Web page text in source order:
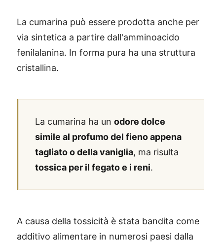
La cumarina può essere prodotta anche per
via sintetica a partire dall'amminoacido
fenilalanina. In forma pura ha una struttura
cristallina.
La cumarina ha un odore dolce
simile al profumo del fieno appena
tagliato o della vaniglia, ma risulta
tossica per il fegato e i reni.
A causa della tossicità è stata bandita come
additivo alimentare in numerosi paesi dalla